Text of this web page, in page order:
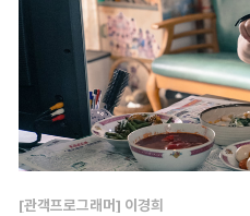
[관객프로그래머] 이경희